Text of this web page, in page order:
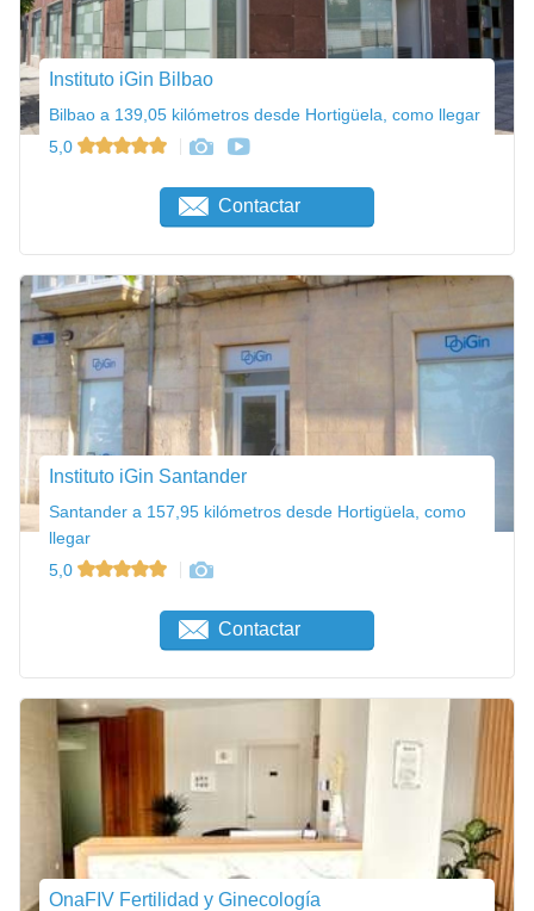
Instituto iGin Bilbao
Bilbao a 139,05 kilómetros desde Hortigüela, como llegar
5,0
Contactar
Instituto iGin Santander
Santander a 157,95 kilómetros desde Hortigüela, como
llegar
5,0
Contactar
OnaFIV Fertilidad y Ginecología